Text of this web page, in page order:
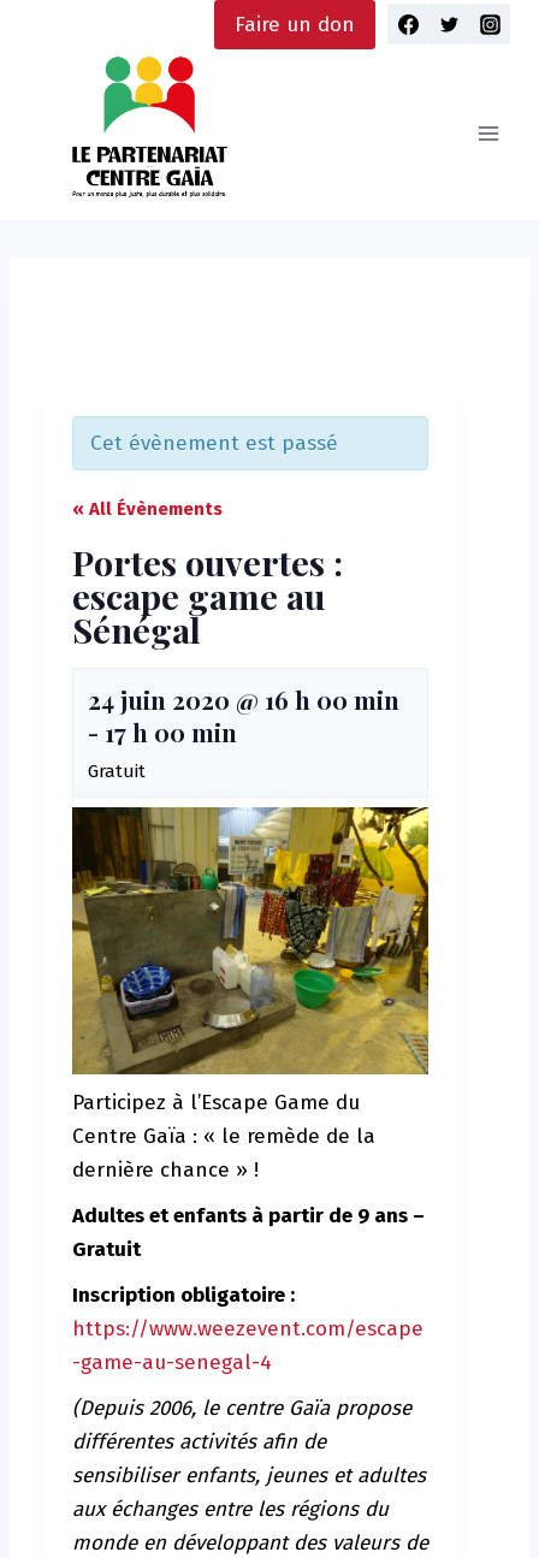
Faire un don
Cet évènement est passé
« All Évènements
Portes ouvertes :
escape game au
Sénégal
24 juin 2020 @ 16 h 00 min
- 17 h 00 min
Gratuit
Participez à l’Escape Game du
Centre Gaïa : « le remède de la
dernière chance » !
Adultes et enfants à partir de 9 ans –
Gratuit
Inscription obligatoire :
https://www.weezevent.com/escape
-game-au-senegal-4
(Depuis 2006, le centre Gaïa propose
différentes activités afin de
sensibiliser enfants, jeunes et adultes
aux échanges entre les régions du
monde en développant des valeurs de